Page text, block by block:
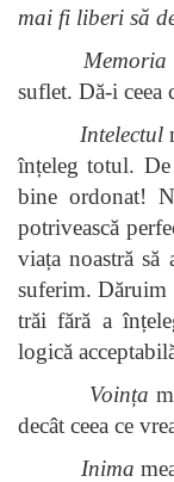
mai fi liberi să
Memoria
suflet. Dă-i ceea
Intelectul
înțeleg totul.
bine ordonat!
potrivească
viața noastră să
suferim. Dăruim
trăi fără a
logică
Voința
decât ceea ce
Inima